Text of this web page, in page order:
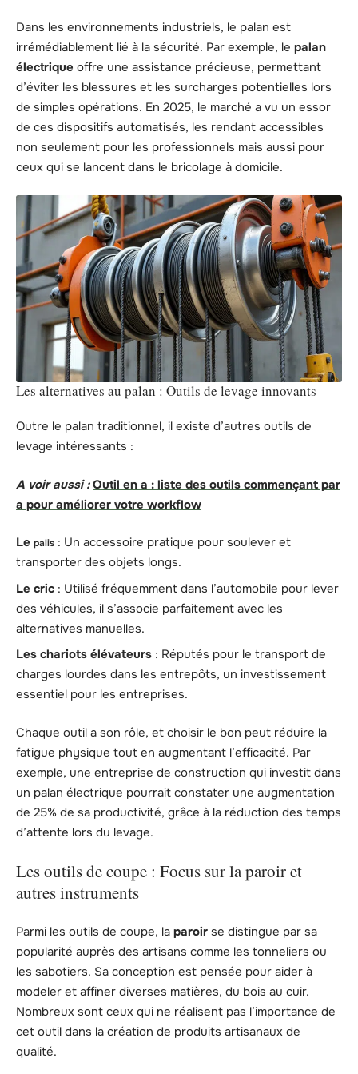
Dans les environnements industriels, le palan est
irrémédiablement lié à la sécurité. Par exemple, le palan
électrique offre une assistance précieuse, permettant
d’éviter les blessures et les surcharges potentielles lors
de simples opérations. En 2025, le marché a vu un essor
de ces dispositifs automatisés, les rendant accessibles
non seulement pour les professionnels mais aussi pour
ceux qui se lancent dans le bricolage à domicile.
Les alternatives au palan : Outils de levage innovants
Outre le palan traditionnel, il existe d’autres outils de
levage intéressants :
A voir aussi : Outil en a : liste des outils commençant par
a pour améliorer votre workflow
Le palis : Un accessoire pratique pour soulever et
transporter des objets longs.
Le cric : Utilisé fréquemment dans l’automobile pour lever
des véhicules, il s’associe parfaitement avec les
alternatives manuelles.
Les chariots élévateurs : Réputés pour le transport de
charges lourdes dans les entrepôts, un investissement
essentiel pour les entreprises.
Chaque outil a son rôle, et choisir le bon peut réduire la
fatigue physique tout en augmentant l’efficacité. Par
exemple, une entreprise de construction qui investit dans
un palan électrique pourrait constater une augmentation
de 25% de sa productivité, grâce à la réduction des temps
d’attente lors du levage.
Les outils de coupe : Focus sur la paroir et
autres instruments
Parmi les outils de coupe, la paroir se distingue par sa
popularité auprès des artisans comme les tonneliers ou
les sabotiers. Sa conception est pensée pour aider à
modeler et affiner diverses matières, du bois au cuir.
Nombreux sont ceux qui ne réalisent pas l’importance de
cet outil dans la création de produits artisanaux de
qualité.